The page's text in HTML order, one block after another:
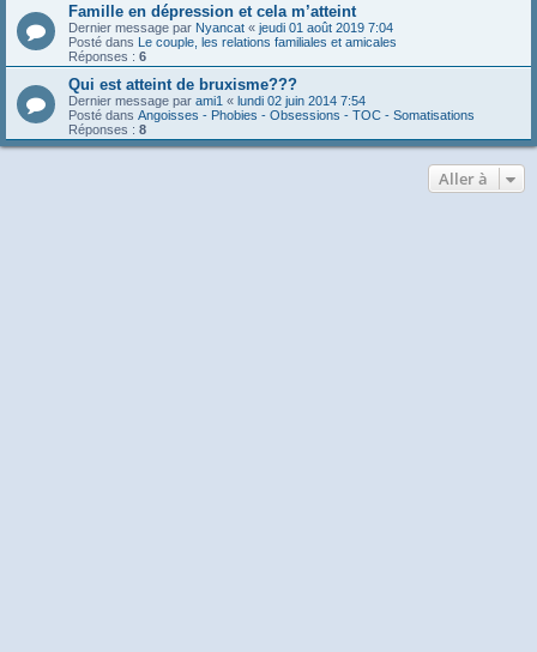
Famille en dépression et cela m’atteint
Dernier message par Nyancat « jeudi 01 août 2019 7:04
Posté dans Le couple, les relations familiales et amicales
Réponses : 6
Qui est atteint de bruxisme???
Dernier message par ami1 « lundi 02 juin 2014 7:54
Posté dans Angoisses - Phobies - Obsessions - TOC - Somatisations
Réponses : 8
Aller à